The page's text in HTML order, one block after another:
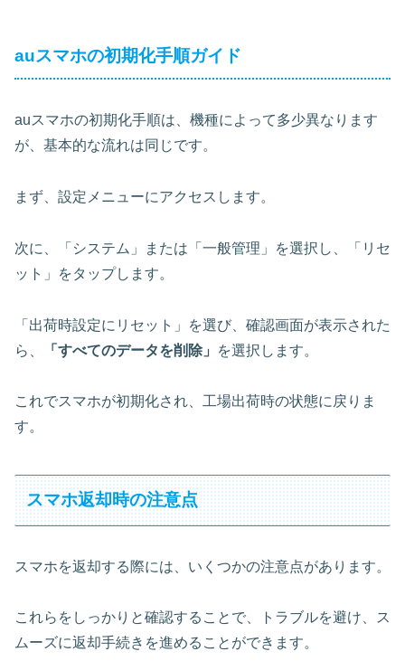
auスマホの初期化手順ガイド
auスマホの初期化手順は、機種によって多少異なります
が、基本的な流れは同じです。
まず、 設定メニューにアクセスします。
次に、「システム」または「一般管理」を選択し、「リセ
ット」をタップします。
「出荷時設定にリセット」を選び、確認画面が表示された
ら、
「すべてのデータを削除」 を選択します。
これでスマホが初期化され、工場出荷時の状態に戻りま
す。
スマホ返却時の注意点
スマホを返却する際には、いくつかの注意点があります。
これらをしっかりと確認することで、トラブルを避け、ス
ムーズに返却手続きを進めることができます。